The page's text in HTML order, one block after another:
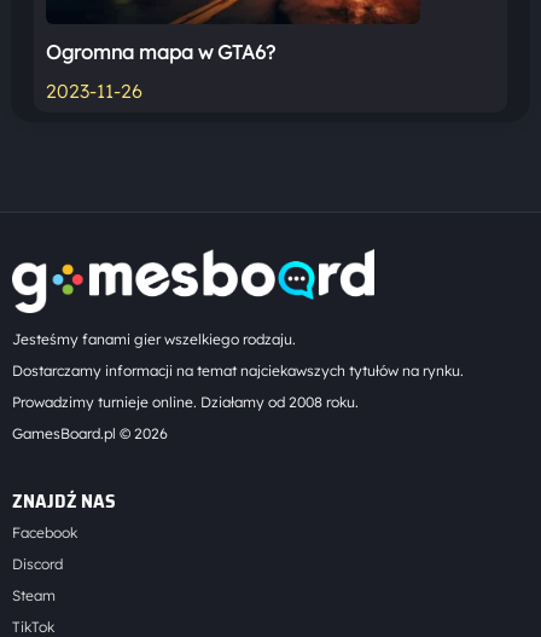
Ogromna mapa w GTA6?
2023-11-26
Jesteśmy fanami gier wszelkiego rodzaju.
Dostarczamy informacji na temat najciekawszych tytułów na rynku.
Prowadzimy turnieje online. Działamy od 2008 roku.
GamesBoard.pl © 2026
ZNAJDŹ NAS
Facebook
Discord
Steam
TikTok